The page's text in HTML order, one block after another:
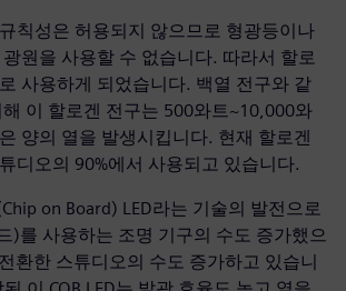
칙성은 허용되지 않으므로 형광등이나
원을 사용할 수 없습니다. 따라서 할로
사용하게 되었습니다. 백열 전구와 같
이 할로겐 전구는 500와트~10,000와
양의 열을 발생시킵니다. 현재 할로겐
디오의 90%에서 사용되고 있습니다.
on Board) LED라는 기술의 발전으로
)를 사용하는 조명 기구의 수도 증가했으
환한 스튜디오의 수도 증가하고 있습니